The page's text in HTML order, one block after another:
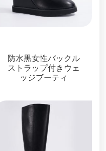
防水黒女性バックル
ストラップ付きウェ
ッジブーティ